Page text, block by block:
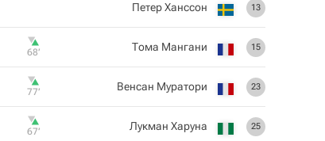
13
Петер Ханссон
15
Тома Мангани
68‎’‎
23
Венсан Муратори
77‎’‎
25
Лукман Харуна
67‎’‎